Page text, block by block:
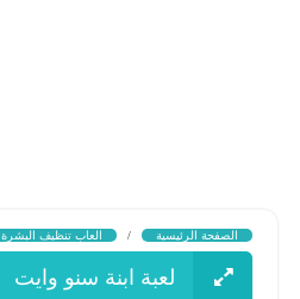
الصفحة الرئيسية / العاب تنظيف البشرة
لعبة ابنة سنو وايت